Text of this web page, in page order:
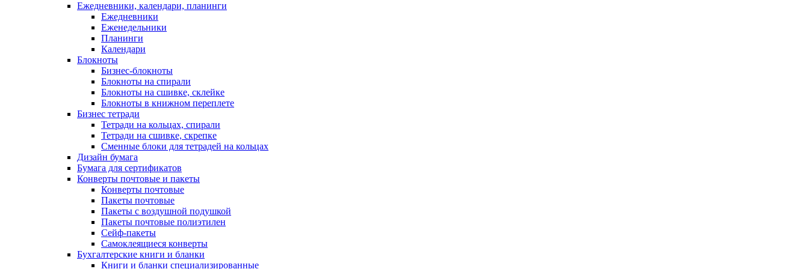
Ежедневники, календари, планинги
Ежедневники
Еженедельники
Планинги
Календари
Блокноты
Бизнес-блокноты
Блокноты на спирали
Блокноты на сшивке, склейке
Блокноты в книжном переплете
Бизнес тетради
Тетради на кольцах, спирали
Тетради на сшивке, скрепке
Сменные блоки для тетрадей на кольцах
Дизайн бумага
Бумага для сертификатов
Конверты почтовые и пакеты
Конверты почтовые
Пакеты почтовые
Пакеты с воздушной подушкой
Пакеты почтовые полиэтилен
Сейф-пакеты
Самоклеящиеся конверты
Бухгалтерские книги и бланки
Книги и бланки специализированные